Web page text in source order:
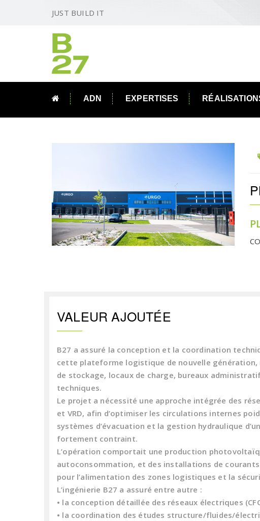
JUST BUILD IT
ADN EXPERTISES
VALEUR AJOUTÉE
B27 a assuré la conception et la coordination
cette plateforme logistique de nouvelle génération,
de stockage, locaux de charge, bureaux
techniques.
Le projet a nécessité une approche intégrée des
et VRD, afin d’optimiser les circulations internes
systèmes d’évacuation et la gestion hydraulique
fortement contraint.
L’opération comportait une production
autoconsommation, et des installations de
pour l’alimentation des zones logistiques et la
L’ingénierie B27 a assuré entre autre :
• la conception détaillée des réseaux électriques
• la coordination des études structure/fluides/